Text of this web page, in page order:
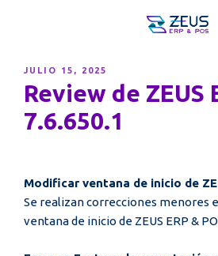
PUBLICADO
EL
JULIO 15, 2025
Review de ZEUS
7.6.650.1
Modificar ventana de inicio de
Se realizan correcciones menores
ventana de inicio de ZEUS ERP &